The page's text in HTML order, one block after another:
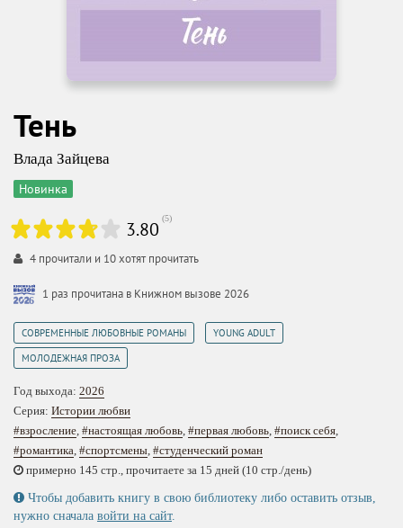
Тень
Влада Зайцева
Новинка
3.80 (5)
4 прочитали и 10хотят прочитать
1 раз прочитана в Книжном вызове 2026
СОВРЕМЕННЫЕ ЛЮБОВНЫЕ РОМАНЫ YOUNG ADULT
МОЛОДЕЖНАЯ ПРОЗА
Год выхода: 2026
Серия: Истории любви
#взросление, #настоящая любовь, #первая любовь, #поиск себя,
#романтика, #спортсмены, #студенческий роман
примерно 145 стр., прочитаете за 15 дней (10 стр./день)
Чтобы добавить книгу в свою библиотеку либо оставить отзыв,
нужно сначала войти на сайт.